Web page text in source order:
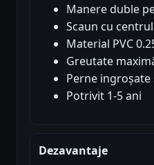
Manere duble
Scaun cu
Material PVC
Greutate
Perne
Potrivit 1-5 ani
Dezavantaje